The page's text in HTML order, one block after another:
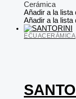
Cerámica
Añadir a la lista
Añadir a la lista
ECUACERÁMICA